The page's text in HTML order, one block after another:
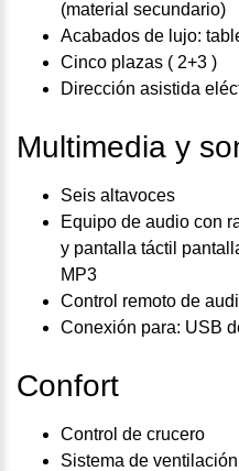
(material secundario)
Acabados de lujo:
Cinco plazas ( 2+3 )
Dirección asistida
Multimedia y
Seis altavoces
Equipo de audio con
y pantalla táctil
MP3
Control remoto de
Conexión para: USB
Confort
Control de crucero
Sistema de